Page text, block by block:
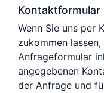
Kontaktformular
Wenn Sie uns per
zukommen
Anfrageformular
angegebenen
der Anfrage und